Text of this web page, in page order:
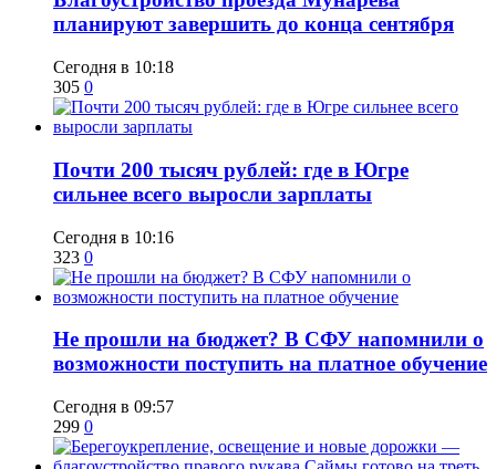
планируют завершить до конца сентября
Сегодня в 10:18
305 0
​Почти 200 тысяч рублей: где в Югре
сильнее всего выросли зарплаты
Сегодня в 10:16
323 0
Не прошли на бюджет? В СФУ напомнили о
возможности поступить на платное обучение
Сегодня в 09:57
299 0